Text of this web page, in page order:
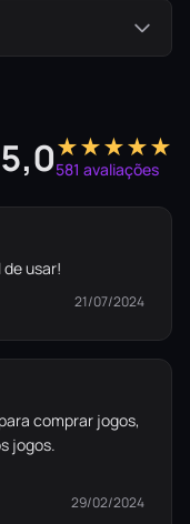
assuma o
5,0★★★★★
581 avaliações
usar!
21/07/2024
comprar jogos,
jogos.
29/02/2024